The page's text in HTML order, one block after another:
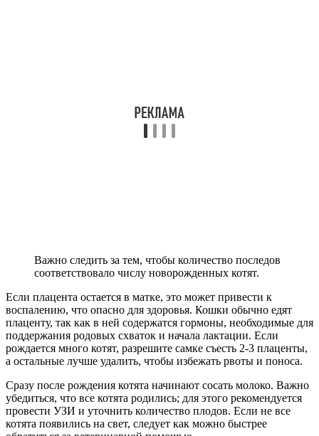
Важно следить за тем, чтобы количество последов
соответствовало числу новорожденных котят.
Если плацента остается в матке, это может привести к
воспалению, что опасно для здоровья. Кошки обычно едят
плаценту, так как в ней содержатся гормоны, необходимые для
поддержания родовых схваток и начала лактации. Если
рождается много котят, разрешите самке съесть 2-3 плаценты,
а остальные лучше удалить, чтобы избежать рвоты и поноса.
Сразу после рождения котята начинают сосать молоко. Важно
убедиться, что все котята родились; для этого рекомендуется
провести УЗИ и уточнить количество плодов. Если не все
котята появились на свет, следует как можно быстрее